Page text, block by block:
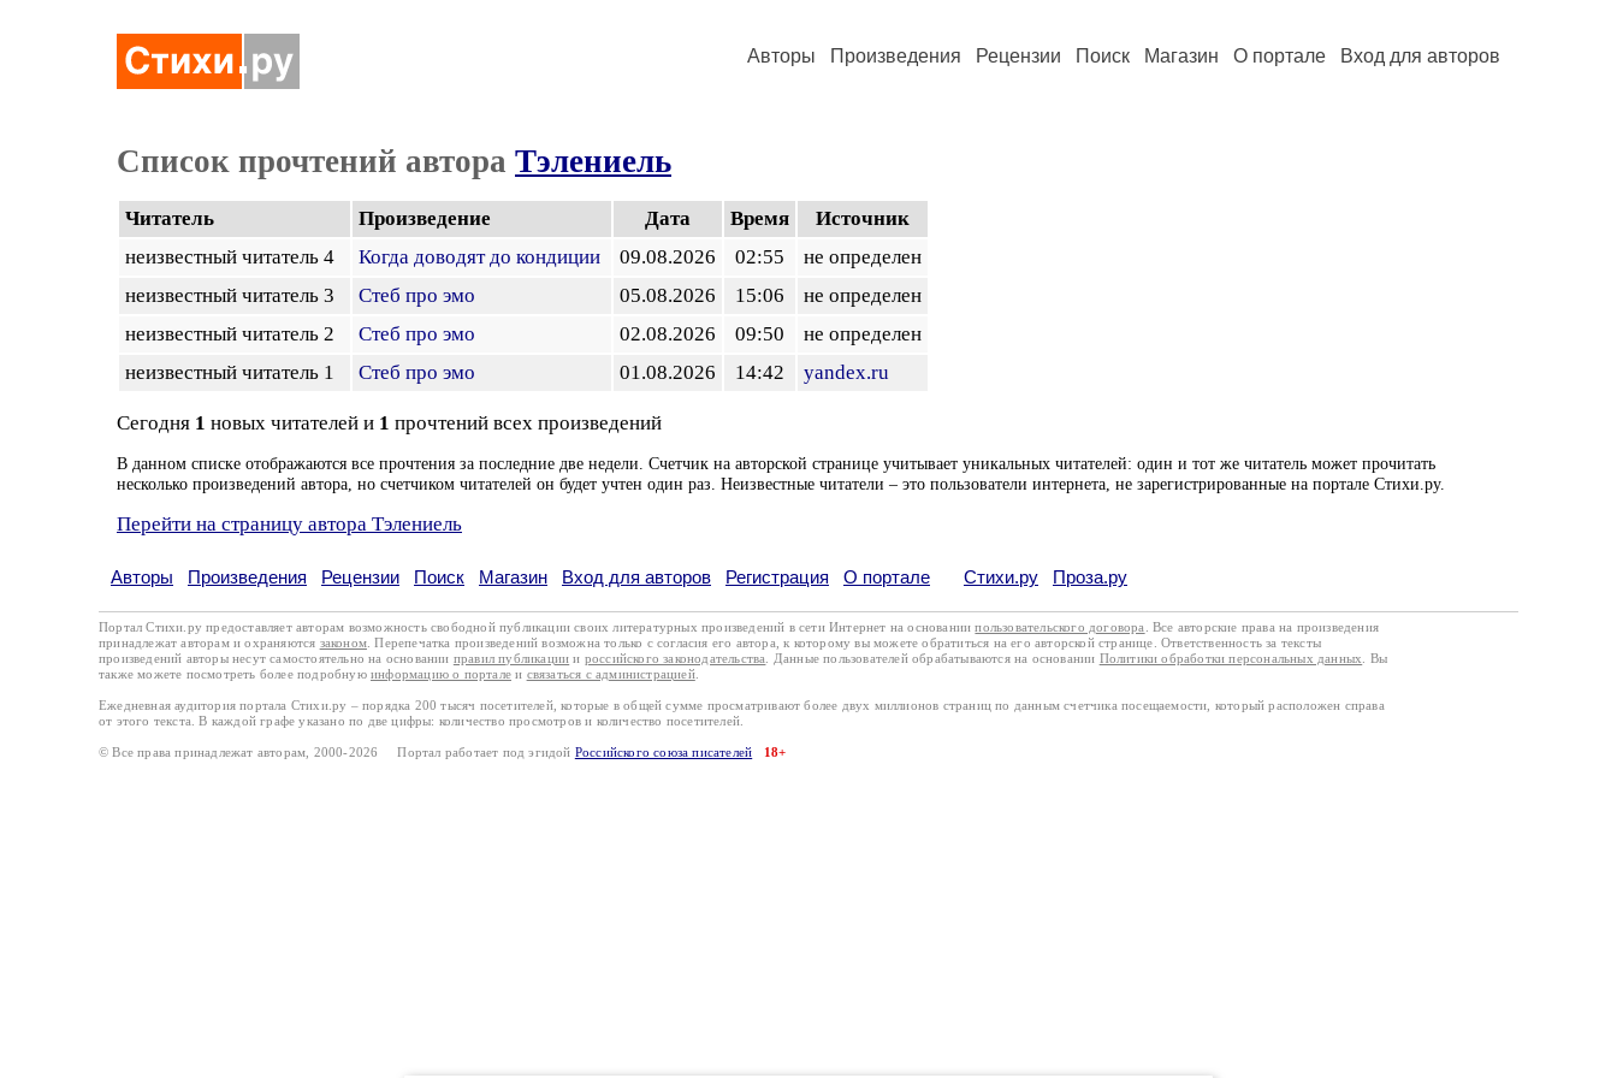
Авторы Произведения Рецензии Поиск Магазин О портале Вход для авторов
Список прочтений автора Тэлениель
Читатель Произведение Дата Время
Источник
неизвестный читатель 4
Когда доводят до кондиции 09.08.2026 02:55
не определен
неизвестный читатель 3
Стеб про эмо 05.08.2026 15:06
не определен
неизвестный читатель 2
Стеб про эмо 02.08.2026 09:50
не определен
неизвестный читатель 1
Стеб про эмо 01.08.2026 14:42 yandex.ru
Сегодня 1 новых читателей и 1 прочтений всех произведений
В данном списке отображаются все прочтения за последние две недели. Счетчик на авторской странице учитывает уникальных читателей: один и тот же читатель может прочитать
несколько произведений автора, но счетчиком читателей он будет учтен один раз. Неизвестные читатели – это пользователи интернета, не зарегистрированные на портале Стихи.ру.
Перейти на страницу автора Тэлениель
Авторы Произведения Рецензии Поиск Магазин Вход для авторов Регистрация О портале Стихи.ру Проза.ру
Портал Стихи.ру предоставляет авторам возможность свободной публикации своих литературных произведений в сети Интернет на основаниипользовательского договора
. Все авторские права на произведения
принадлежат авторам и охраняются законом . Перепечатка произведений возможна только с согласия его автора, к которому вы можете обратиться на его авторской странице. Ответственность за тексты
произведений авторы несут самостоятельно на основании правил публикации и российского законодательства . Данные пользователей обрабатываются на основании Политики обработки персональных данных
. Вы
также можете посмотреть более подробную информацию о портале и связаться с администрацией.
Ежедневная аудитория портала Стихи.ру – порядка 200 тысяч посетителей, которые в общей сумме просматривают более двух миллионов страниц по данным счетчика посещаемости, который расположен справа
от этого текста. В каждой графе указано по две цифры: количество просмотров и количество посетителей.
© Все права принадлежат авторам, 2000-2026 Портал работает под эгидой Российского союза писателей 18+